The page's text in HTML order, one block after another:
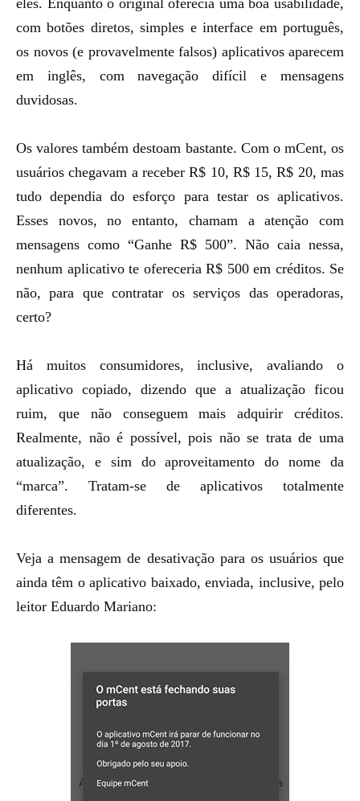
eles. Enquanto o original oferecia uma boa usabilidade,
com botões diretos, simples e interface em português,
os novos (e provavelmente falsos) aplicativos aparecem
em inglês, com navegação difícil e mensagens
duvidosas.
Os valores também destoam bastante. Com o mCent, os
usuários chegavam a receber R$ 10, R$ 15, R$ 20, mas
tudo dependia do esforço para testar os aplicativos.
Esses novos, no entanto, chamam a atenção com
mensagens como “Ganhe R$ 500”. Não caia nessa,
nenhum aplicativo te ofereceria R$ 500 em créditos. Se
não, para que contratar os serviços das operadoras,
certo?
Há muitos consumidores, inclusive, avaliando o
aplicativo copiado, dizendo que a atualização ficou
ruim, que não conseguem mais adquirir créditos.
Realmente, não é possível, pois não se trata de uma
atualização, e sim do aproveitamento do nome da
“marca”. Tratam-se de aplicativos totalmente
diferentes.
Veja a mensagem de desativação para os usuários que
ainda têm o aplicativo baixado, enviada, inclusive, pelo
leitor Eduardo Mariano: